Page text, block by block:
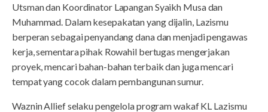
Utsman dan Koordinator Lapangan Syaikh Musa dan
Muhammad. Dalam kesepakatan yang dijalin, Lazismu
berperan sebagai penyandang dana dan menjadi pengawas
kerja, sementara pihak Rowahil bertugas mengerjakan
proyek, mencari bahan-bahan terbaik dan juga mencari
tempat yang cocok dalam pembangunan sumur.
Waznin Allief selaku pengelola program wakaf KL Lazismu